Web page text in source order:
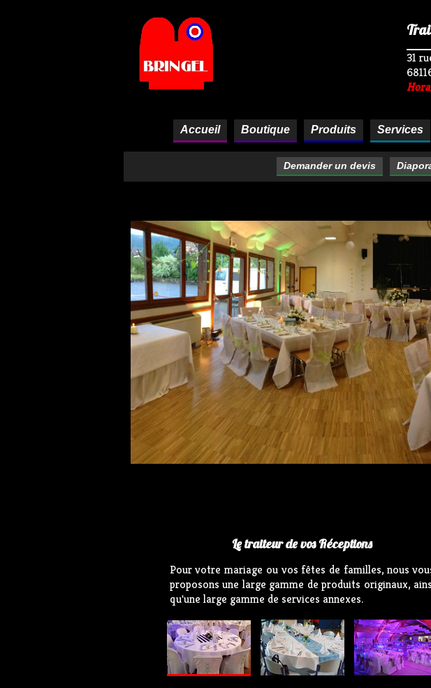
31
Accueil Boutique Produits Services
Demander un devis
Le traiteur de vos Réceptions
Pour votre mariage ou vos fêtes de familles, nous
proposons une large gamme de produits originaux,
qu'une large gamme de services annexes.